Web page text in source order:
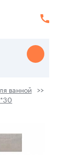
ванной